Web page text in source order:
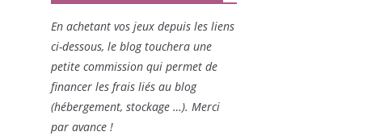
En achetant vos jeux depuis les liens
ci-dessous, le blog touchera une
petite commission qui permet de
financer les frais liés au blog
(hébergement, stockage …). Merci
par avance !